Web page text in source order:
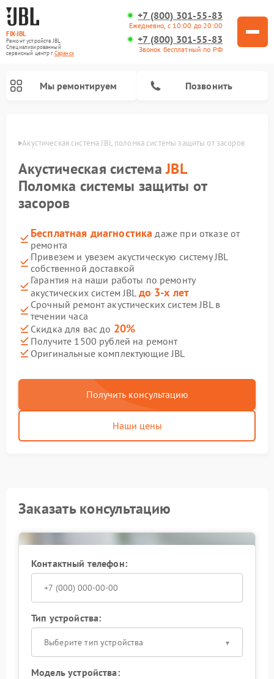
FIX-JBL
Ремонт устройств JBL
Специализированный
cервисный центр г.Саранск
+7 (800) 301-55-83
Ежедневно, с 10:00 до 20:00
+7 (800) 301-55-83
Звонок бесплатный по РФ
Мы ремонтируем Позвонить
Акустическая система JBL поломка системы защиты от засоров
Акустическая системаJBL
Поломка системы защиты от
засоров
Бесплатная диагностика даже при отказе от
ремонта
Привезем и увезем акустическую систему JBL
собственной доставкой
Гарантия на наши работы по ремонту
акустических систем JBL до 3-х лет
Срочный ремонт акустических систем JBL в
течении часа
Скидка для вас до 20%
Получите 1500 рублей на ремонт
Оригинальные комплектующие JBL
Получить консультацию
Наши цены
Заказать консультацию
Контактный телефон:
Тип устройства:
Выберите тип устройства
Модель устройства: